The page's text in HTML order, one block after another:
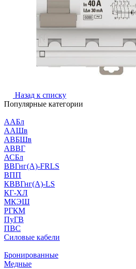
Назад к списку
Популярные категории
ААБл
ААШв
АВБШв
АВВГ
АСБл
ВВГнг(А)-FRLS
ВПП
КВВГнг(А)-LS
КГ-ХЛ
МКЭШ
РГКМ
ПуГВ
ПВС
Силовые кабели
Бронированные
Медные